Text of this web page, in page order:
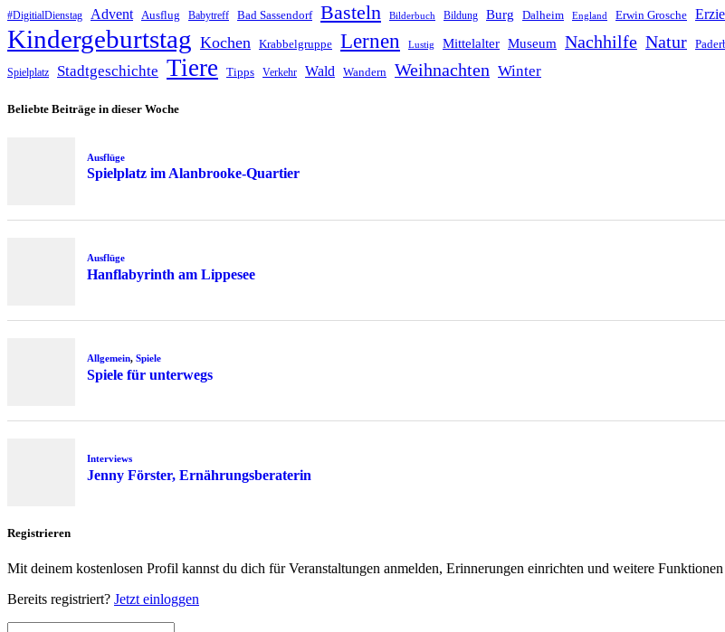
#DigitialDienstag Advent Ausflug Babytreff Bad Sassendorf Basteln Bilderbuch Bildung Burg Dalheim England Erwin Grosche
Kindergeburtstag Kochen Krabbelgruppe Lernen Lustig Mittelalter Museum Nachhilfe Natur
Spielplatz Stadtgeschichte Tiere Tipps Verkehr Wald Wandern Weihnachten Winter
Beliebte Beiträge in dieser Woche
Ausflüge
Spielplatz im Alanbrooke-Quartier
Ausflüge
Hanflabyrinth am Lippesee
Allgemein, Spiele
Spiele für unterwegs
Interviews
Jenny Förster, Ernährungsberaterin
Registrieren
Mit deinem kostenlosen Profil kannst du dich für Veranstaltungen anmelden, Erinnerungen einrichten und weitere Funktionen
Bereits registriert? Jetzt einloggen